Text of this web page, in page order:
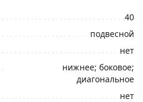
40
подвесной
нет
нижнее; боковое;
диагональное
нет